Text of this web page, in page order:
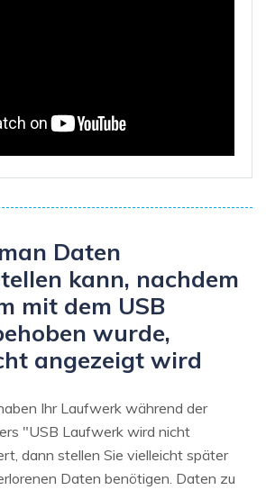
Daten
kann, nachdem
mit dem USB
wurde,
angezeigt wird
Ihr Laufwerk während der
"USB Laufwerk wird nicht
dann stellen Sie vielleicht später
Daten benötigen. Daten zu